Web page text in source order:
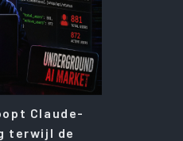
Claude-
terwijl de